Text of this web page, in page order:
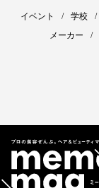
イベント 学校
メーカー